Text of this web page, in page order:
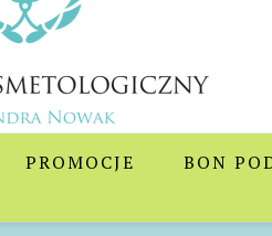
PROMOCJE BON